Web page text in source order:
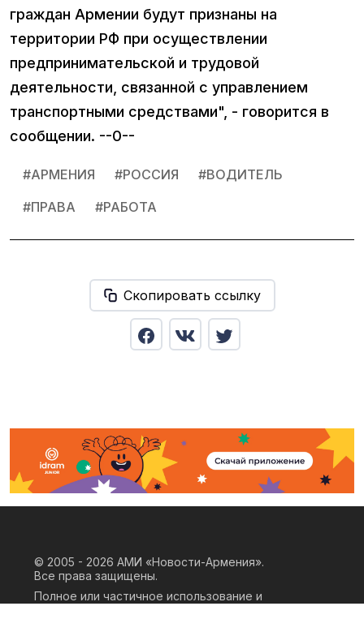
граждан Армении будут признаны на
территории РФ при осуществлении
предпринимательской и трудовой
деятельности, связанной с управлением
транспортными средствами", - говорится в
сообщении. --0--
#АРМЕНИЯ #РОССИЯ #ВОДИТЕЛЬ
#ПРАВА #РАБОТА
Скопировать ссылку
© 2005 - 2026 АМИ «Новости-Армения».
Все права защищены.
Полное или частичное использование и